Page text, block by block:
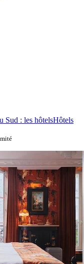
Sud : les hôtelsHôtels